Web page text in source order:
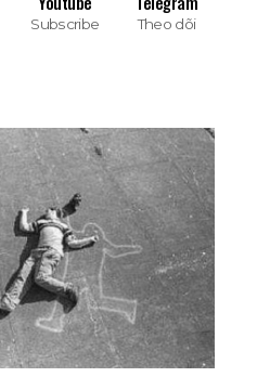
Subscribe Theo dõi